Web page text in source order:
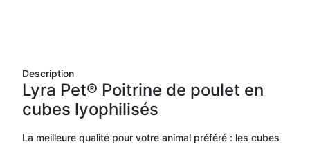
Description
Lyra Pet® Poitrine de poulet en
cubes lyophilisés
La meilleure qualité pour votre animal préféré : les cubes